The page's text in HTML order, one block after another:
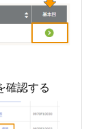
確認する